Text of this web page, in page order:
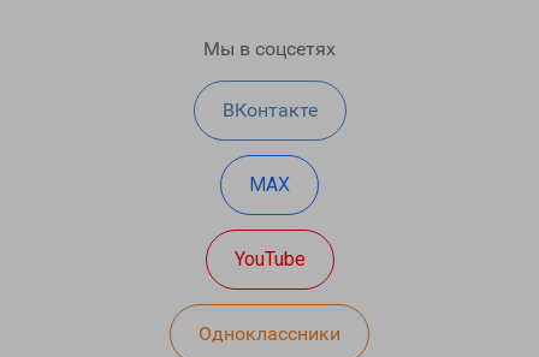
Мы в соцсетях
ВКонтакте
MAX
YouTube
Одноклассники